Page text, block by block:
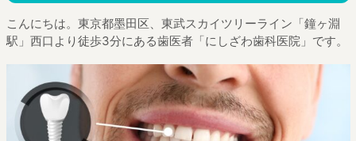
こんにちは。東京都墨田区、東武スカイツリーライン「鐘ヶ淵
駅」西口より徒歩3分にある歯医者「にしざわ歯科医院」です。